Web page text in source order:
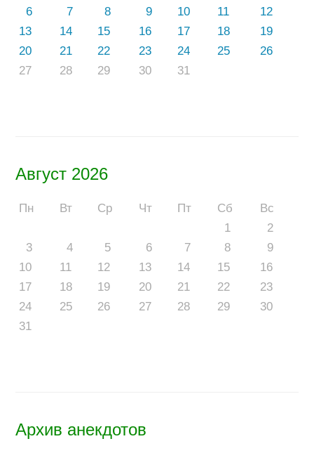
6
7 8 9 10 11
12
13
14 15 16 17 18
19
20
21 22 23 24 25
26
27
28 29 30 31
Август 2026
Пн Вт Ср Чт Пт Сб
Вс
1
2
3
4 5 6 7 8
9
10
11 12 13 14 15
16
17
18 19 20 21 22
23
24
25 26 27 28 29
30
31
Архив анекдотов